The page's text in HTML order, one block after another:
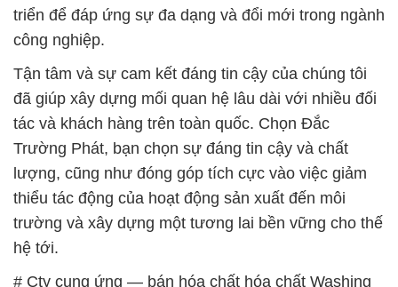
tác và khách hàng trên toàn quốc. Chọn Đắc
Trường Phát, bạn chọn sự đáng tin cậy và chất
lượng, cũng như đóng góp tích cực vào việc giảm
thiểu tác động của hoạt động sản xuất đến môi
trường và xây dựng một tương lai bền vững cho thế
hệ tới.
# Cty cung ứng — bán hóa chất hóa chất Washing
Soda * Powder Muối Na2CO3 tại Thành phố Hồ Chí
Minh
# Kinh doanh ♦ bán hóa chất hóa chất Washing
Soda * Powder Muối Na2CO3 tại Thành phố Hồ Chí